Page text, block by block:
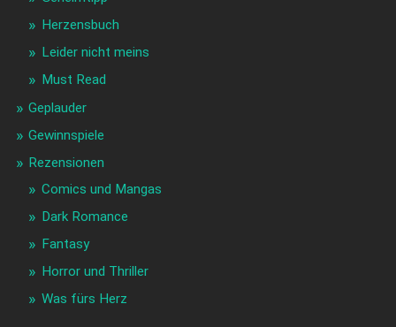
Herzensbuch
Leider nicht meins
Must Read
Geplauder
Gewinnspiele
Rezensionen
Comics und Mangas
Dark Romance
Fantasy
Horror und Thriller
Was fürs Herz